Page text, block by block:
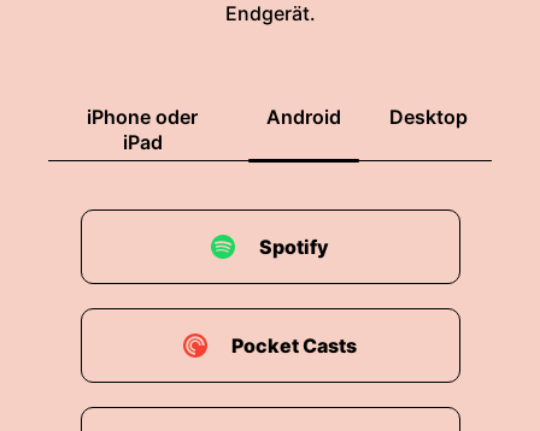
Endgerät.
iPhone oder
iPad
Android Desktop
Spotify
Pocket Casts